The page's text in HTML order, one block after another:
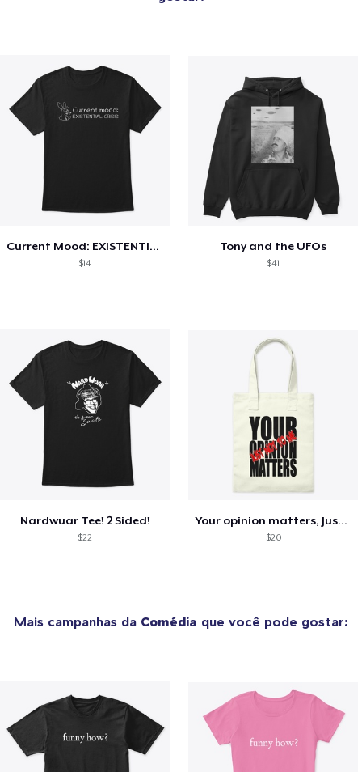
Current Mood: EXISTENTIAL CRISIS
$14
Tony and the UFOs
$41
Nardwuar Tee! 2 Sided!
$22
Your opinion matters, Just not to me!
$20
Mais campanhas da Comédia que você pode gostar: